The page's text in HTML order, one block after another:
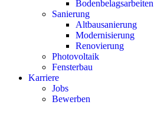
Bodenbelagsarbeiten
Sanierung
Altbausanierung
Modernisierung
Renovierung
Photovoltaik
Fensterbau
Karriere
Jobs
Bewerben